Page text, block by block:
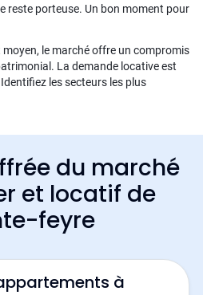
reste porteuse. Un bon moment pour
moyen, le marché offre un compromis
La demande locative est
les secteurs les plus
du marché
et locatif de
feyre
à